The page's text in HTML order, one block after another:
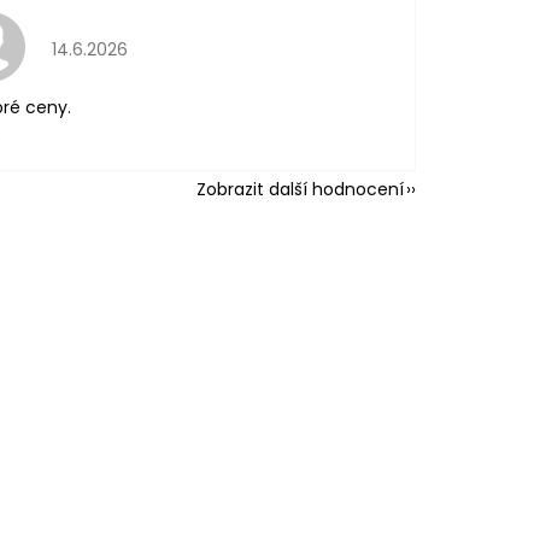
Hodnocení obchodu je 5 z 5 hvězdiček.
14.6.2026
ceny.
Zobrazit další hodnocení